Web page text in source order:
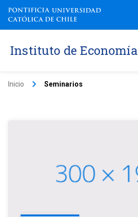
Instituto de Economía
Inicio keyboard_arrow_right Seminarios